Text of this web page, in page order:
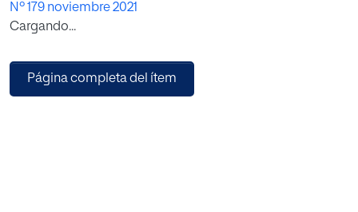
que se ha dado en llamar centennials o
«generación Z1» . En este artículo, se analizan
generación y se apuntan los desafíos a los que
ha de enfrentarse la universidad, sin que por
Nº 179 noviembre 2021
Cargando...
Página completa del ítem